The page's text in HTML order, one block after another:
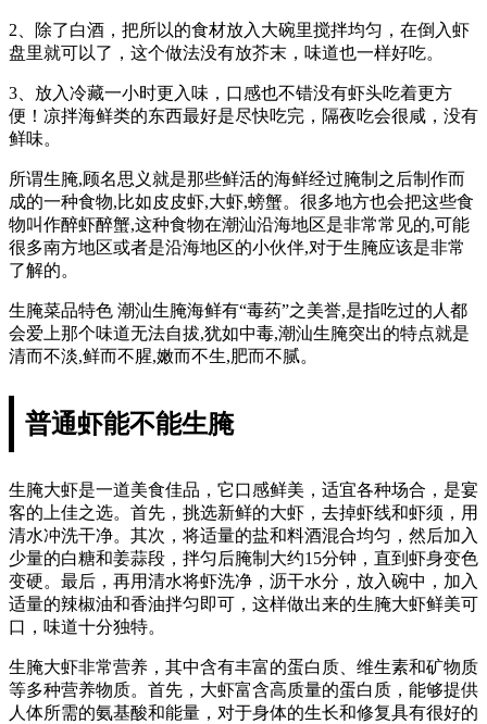
2、除了白酒，把所以的食材放入大碗里搅拌均匀，在倒入虾
盘里就可以了，这个做法没有放芥末，味道也一样好吃。
3、放入冷藏一小时更入味，口感也不错没有虾头吃着更方
便！凉拌海鲜类的东西最好是尽快吃完，隔夜吃会很咸，没有
鲜味。
所谓生腌,顾名思义就是那些鲜活的海鲜经过腌制之后制作而
成的一种食物,比如皮皮虾,大虾,螃蟹。很多地方也会把这些食
物叫作醉虾醉蟹,这种食物在潮汕沿海地区是非常常见的,可能
很多南方地区或者是沿海地区的小伙伴,对于生腌应该是非常
了解的。
生腌菜品特色 潮汕生腌海鲜有“毒药”之美誉,是指吃过的人都
会爱上那个味道无法自拔,犹如中毒,潮汕生腌突出的特点就是
清而不淡,鲜而不腥,嫩而不生,肥而不腻。
普通虾能不能生腌
生腌大虾是一道美食佳品，它口感鲜美，适宜各种场合，是宴
客的上佳之选。首先，挑选新鲜的大虾，去掉虾线和虾须，用
清水冲洗干净。其次，将适量的盐和料酒混合均匀，然后加入
少量的白糖和姜蒜段，拌匀后腌制大约15分钟，直到虾身变色
变硬。最后，再用清水将虾洗净，沥干水分，放入碗中，加入
适量的辣椒油和香油拌匀即可，这样做出来的生腌大虾鲜美可
口，味道十分独特。
生腌大虾非常营养，其中含有丰富的蛋白质、维生素和矿物质
等多种营养物质。首先，大虾富含高质量的蛋白质，能够提供
人体所需的氨基酸和能量，对于身体的生长和修复具有很好的